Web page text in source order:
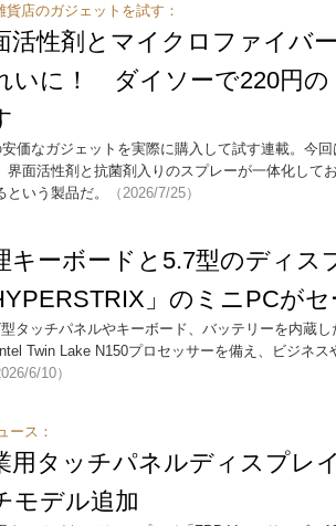
貨店のガジェットを試す：
活性剤とマイクロファイバ
いに！ ダイソーで220円の
価なガジェットを実際に購入して試す連載。今
界面活性剤と抗菌剤入りのスプレーが一体化して
いう製品だ。
（2026/7/25）
キーボードと5.7型のディス
」のミニPCが
タッチパネルやキーボード、バッテリーを内蔵
Twin Lake N150プロセッサーを備え、ビジネ
6/10）
ース：
用タッチパネルディスプレ
モデル追加